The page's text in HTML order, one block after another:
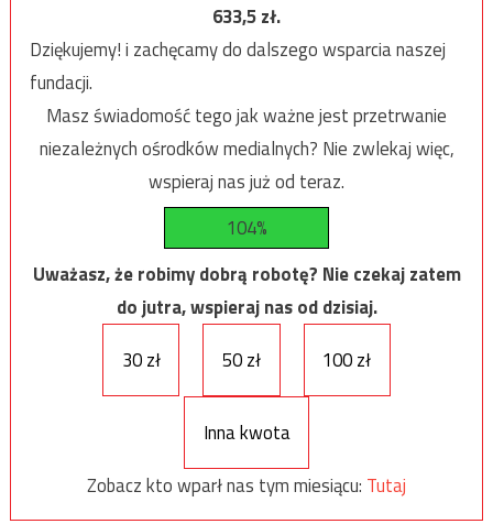
633,5zł.
Dziękujemy! i zachęcamy do dalszego wsparcia naszej
fundacji.
Masz świadomość tego jak ważne jest przetrwanie
niezależnych ośrodków medialnych? Nie zwlekaj więc,
wspieraj nas już od teraz.
104%
Uważasz, że robimy dobrą robotę? Nie czekaj zatem
do jutra, wspieraj nas od dzisiaj.
30 zł
50 zł 100 zł
Inna kwota
Zobacz kto wparł nas tym miesiącu: Tutaj